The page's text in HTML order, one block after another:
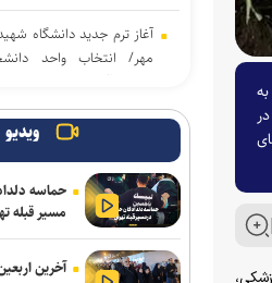
آغاز ترم جدید دانشگاه
تربیت در کنار تعلیم؛
تخصصی دانشگاه‌ها
آغاز انتخاب واحد ترم
دانشگاه آزاد اسلامی از ۲۴ مرداد
ویدیو
حماسه
مسیر قبله
آخرین